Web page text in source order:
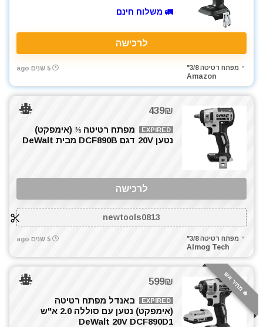
🚛 משלוח חינם
לרכישה
מפתח רטיטה 3/8"
Amazon
5 שנים ago
439₪
EXPIRED
מפתח רטיטה ⅜ (אימפקט)
נטען 20V דגם DCF890B מבית DeWalt
לרכישה
newtools0813
מפתח רטיטה 3/8"
Almog Tech
5 שנים ago
🔥 מחיר אש 599₪
EXPIRED
באנדל מפתח רטיטה
(אימפקט) נטען עם סוללה 2.0 א"ש
DeWalt 20V DCF890D1